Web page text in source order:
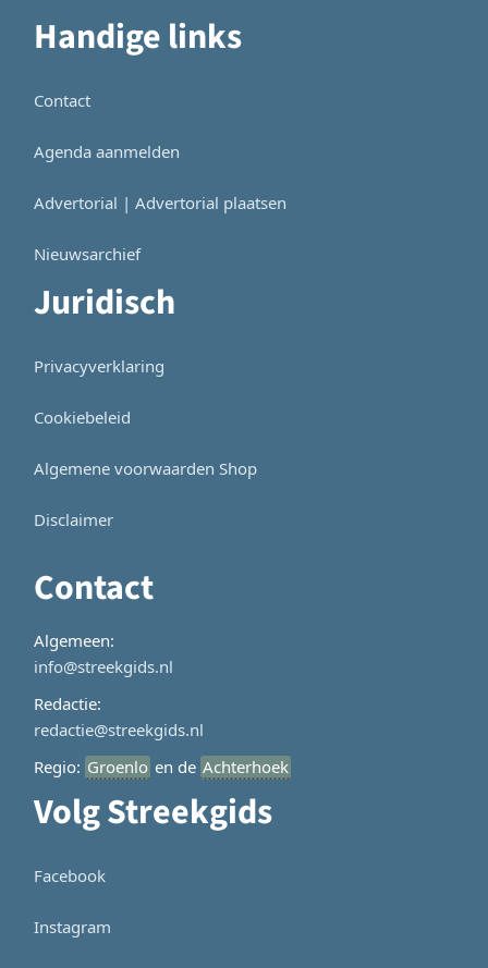
Handige links
Contact
Agenda aanmelden
Advertorial | Advertorial plaatsen
Nieuwsarchief
Juridisch
Privacyverklaring
Cookiebeleid
Algemene voorwaarden Shop
Disclaimer
Contact
Algemeen:
info@streekgids.nl
Redactie:
redactie@streekgids.nl
Regio: Groenlo en de Achterhoek
Volg Streekgids
Facebook
Instagram